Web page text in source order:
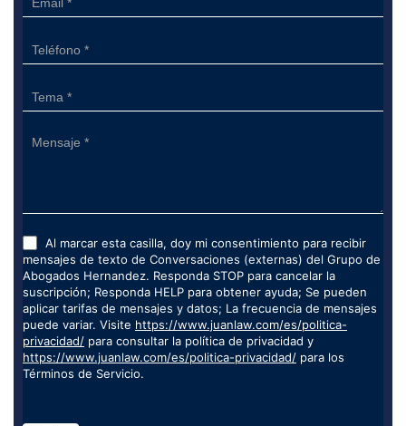
Al marcar esta casilla, doy mi consentimiento para recibir
mensajes de texto de Conversaciones (externas) del Grupo de
Abogados Hernandez. Responda STOP para cancelar la
suscripción; Responda HELP para obtener ayuda; Se pueden
aplicar tarifas de mensajes y datos; La frecuencia de mensajes
puede variar. Visite https://www.juanlaw.com/es/politica-
privacidad/ para consultar la política de privacidad y
https://www.juanlaw.com/es/politica-privacidad/ para los
Términos de Servicio.